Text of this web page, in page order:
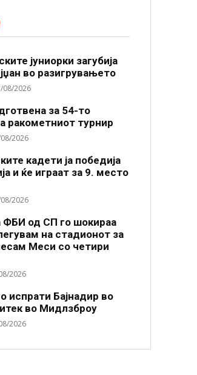
јуниорки загубија
во разигрувањето
08/2026
за 54-то
ракометниот турнир
2026
кадети ја победија
и ќе играат за 9. место
2026
ФБИ од СП го шокираа
на стадионот за
Меси со четири
2026
испрати Бајнадир во
во Мидлзброу
2026